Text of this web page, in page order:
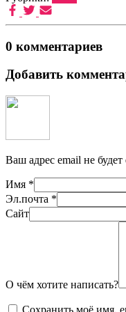
0 комментариев
Добавить
Ваш адрес email не
Имя *
Эл.почта *
Сайт
О чём хотите написать?
Сохранить моё имя,